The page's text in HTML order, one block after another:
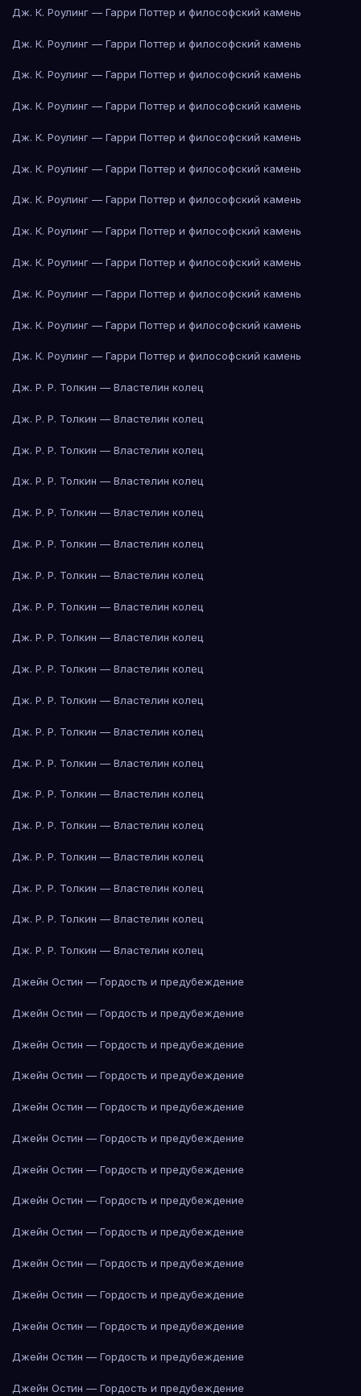
Дж. К. Роулинг — Гарри Поттер и философский камень
Дж. К. Роулинг — Гарри Поттер и философский камень
Дж. К. Роулинг — Гарри Поттер и философский камень
Дж. К. Роулинг — Гарри Поттер и философский камень
Дж. К. Роулинг — Гарри Поттер и философский камень
Дж. К. Роулинг — Гарри Поттер и философский камень
Дж. К. Роулинг — Гарри Поттер и философский камень
Дж. К. Роулинг — Гарри Поттер и философский камень
Дж. К. Роулинг — Гарри Поттер и философский камень
Дж. К. Роулинг — Гарри Поттер и философский камень
Дж. К. Роулинг — Гарри Поттер и философский камень
Дж. К. Роулинг — Гарри Поттер и философский камень
Дж. Р. Р. Толкин — Властелин колец
Дж. Р. Р. Толкин — Властелин колец
Дж. Р. Р. Толкин — Властелин колец
Дж. Р. Р. Толкин — Властелин колец
Дж. Р. Р. Толкин — Властелин колец
Дж. Р. Р. Толкин — Властелин колец
Дж. Р. Р. Толкин — Властелин колец
Дж. Р. Р. Толкин — Властелин колец
Дж. Р. Р. Толкин — Властелин колец
Дж. Р. Р. Толкин — Властелин колец
Дж. Р. Р. Толкин — Властелин колец
Дж. Р. Р. Толкин — Властелин колец
Дж. Р. Р. Толкин — Властелин колец
Дж. Р. Р. Толкин — Властелин колец
Дж. Р. Р. Толкин — Властелин колец
Дж. Р. Р. Толкин — Властелин колец
Дж. Р. Р. Толкин — Властелин колец
Дж. Р. Р. Толкин — Властелин колец
Дж. Р. Р. Толкин — Властелин колец
Джейн Остин — Гордость и предубеждение
Джейн Остин — Гордость и предубеждение
Джейн Остин — Гордость и предубеждение
Джейн Остин — Гордость и предубеждение
Джейн Остин — Гордость и предубеждение
Джейн Остин — Гордость и предубеждение
Джейн Остин — Гордость и предубеждение
Джейн Остин — Гордость и предубеждение
Джейн Остин — Гордость и предубеждение
Джейн Остин — Гордость и предубеждение
Джейн Остин — Гордость и предубеждение
Джейн Остин — Гордость и предубеждение
Джейн Остин — Гордость и предубеждение
Джейн Остин — Гордость и предубеждение